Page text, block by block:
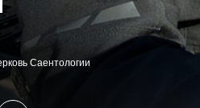
Саентологии